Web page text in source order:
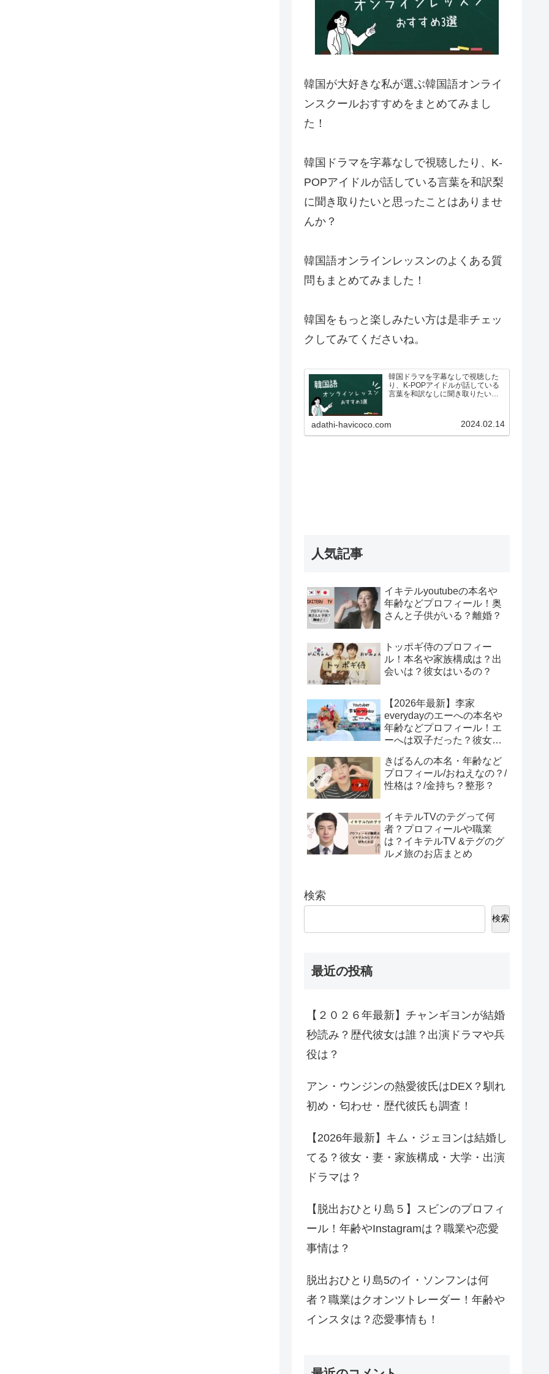
韓国が大好きな私が選ぶ韓国語オンライ
ンスクールおすすめをまとめてみまし
た！
韓国ドラマを字幕なしで視聴したり、K-
POPアイドルが話している言葉を和訳梨
に聞き取りたいと思ったことはありませ
んか？
韓国語オンラインレッスンのよくある質
問もまとめてみました！
韓国をもっと楽しみたい方は是非チェッ
クしてみてくださいね。
韓国ドラマを字幕なしで視聴した
り、K-POPアイドルが話している
言葉を和訳なしに聞き取りたいと
うか？ですが、いざ韓国語を学ぼ
う！としている方も、こんな悩み
があるのではないでしょうか…
adathi-havicoco.com 2024.02.14
人気記事
イキテルyoutubeの本名や
年齢などプロフィール！奥
さんと子供がいる？離婚？
トッポギ侍のプロフィー
ル！本名や家族構成は？出
会いは？彼女はいるの？
【2026年最新】李家
everydayのエーへの本名や
年齢などプロフィール！エ
ーへは双子だった？彼女は
きばるんの本名・年齢など
プロフィール/おねえなの？/
性格は？/金持ち？整形？
イキテルTVのテグって何
者？プロフィールや職業
は？イキテルTV &テグのグ
ルメ旅のお店まとめ
検索
検索
最近の投稿
【２０２６年最新】チャンギヨンが結婚
秒読み？歴代彼女は誰？出演ドラマや兵
役は？
アン・ウンジンの熱愛彼氏はDEX？馴れ
初め・匂わせ・歴代彼氏も調査！
【2026年最新】キム・ジェヨンは結婚し
てる？彼女・妻・家族構成・大学・出演
ドラマは？
【脱出おひとり島５】スビンのプロフィ
ール！年齢やInstagramは？職業や恋愛
事情は？
脱出おひとり島5のイ・ソンフンは何
者？職業はクオンツトレーダー！年齢や
インスタは？恋愛事情も！